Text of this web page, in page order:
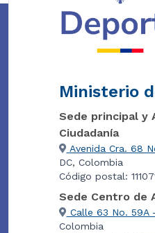
Ministerio
Sede principal y
Ciudadanía
Avenida Cra. 68
DC, Colombia
Código postal:
Sede Centro de
Calle 63 No. 59A
Colombia